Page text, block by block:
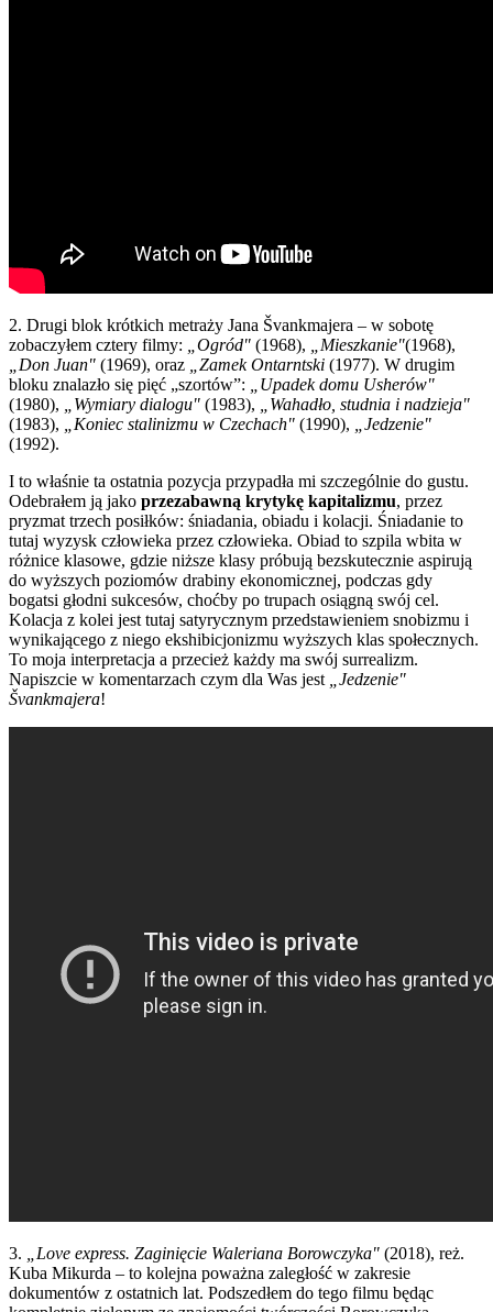
2. Drugi blok krótkich metraży Jana Švankmajera – w sobotę
zobaczyłem cztery filmy:
„Ogród" (1968), „Mieszkanie"(1968),
„Don Juan" (1969), oraz „Zamek Ontarntski (1977). W drugim
bloku znalazło się pięć „szortów”:
„Upadek domu Usherów"
(1980),
„Wymiary dialogu" (1983),
„Wahadło, studnia i nadzieja"
(1983),
„Koniec stalinizmu w Czechach" (1990),
„Jedzenie"
(1992).
I to właśnie ta ostatnia pozycja przypadła mi szczególnie do gustu.
Odebrałem ją jako przezabawną krytykę kapitalizmu, przez
pryzmat trzech posiłków: śniadania, obiadu i kolacji. Śniadanie to
tutaj wyzysk człowieka przez człowieka. Obiad to szpila wbita w
różnice klasowe, gdzie niższe klasy próbują bezskutecznie aspirują
do wyższych poziomów drabiny ekonomicznej, podczas gdy
bogatsi głodni sukcesów, choćby po trupach osiągną swój cel.
Kolacja z kolei jest tutaj satyrycznym przedstawieniem snobizmu i
wynikającego z niego ekshibicjonizmu wyższych klas społecznych.
To moja interpretacja a przecież każdy ma swój surrealizm.
Napiszcie w komentarzach czym dla Was jest
„Jedzenie"
Švankmajera!
3. „Love express. Zaginięcie Waleriana Borowczyka" (2018), reż.
Kuba Mikurda – to kolejna poważna zaległość w zakresie
dokumentów z ostatnich lat. Podszedłem do tego filmu będąc